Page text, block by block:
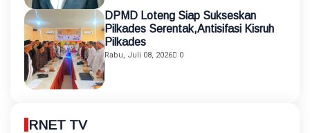
DPMD Loteng Siap Sukseskan
Pilkades Serentak,Antisifasi Kisruh
Pilkades
Rabu, Juli 08, 2026 0
RNET TV